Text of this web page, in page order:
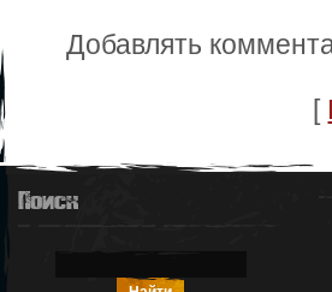
Добавлять
[
Поиск